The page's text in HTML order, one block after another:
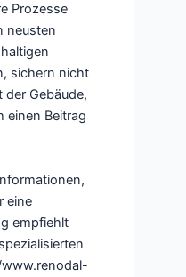
Prozesse
neusten
sichern nicht
der Gebäude,
einen Beitrag
eine
empfiehlt